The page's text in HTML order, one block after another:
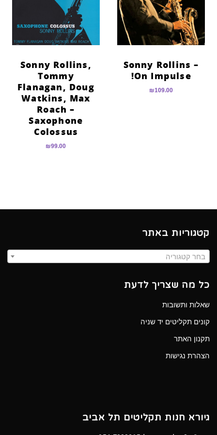
format_underlined הוסף קו תחתון לקישורים
font_download סמן קישורים
לאפס
cached
Sonny Rollins –
On Impulse!
₪109.00
Sonny Rollins,
Tommy
Flanagan, Doug
Watkins, Max
Roach –
Saxophone
Colossus
₪99.00
קטגוריות באתר
בחר קטגוריה
כל מה שצריך לדעת
שאלות ותשובות
קונים תקליטים יד שניה
תקנון האתר
הצהרת נגישות
גיורא חנות תקליטים תל אביב